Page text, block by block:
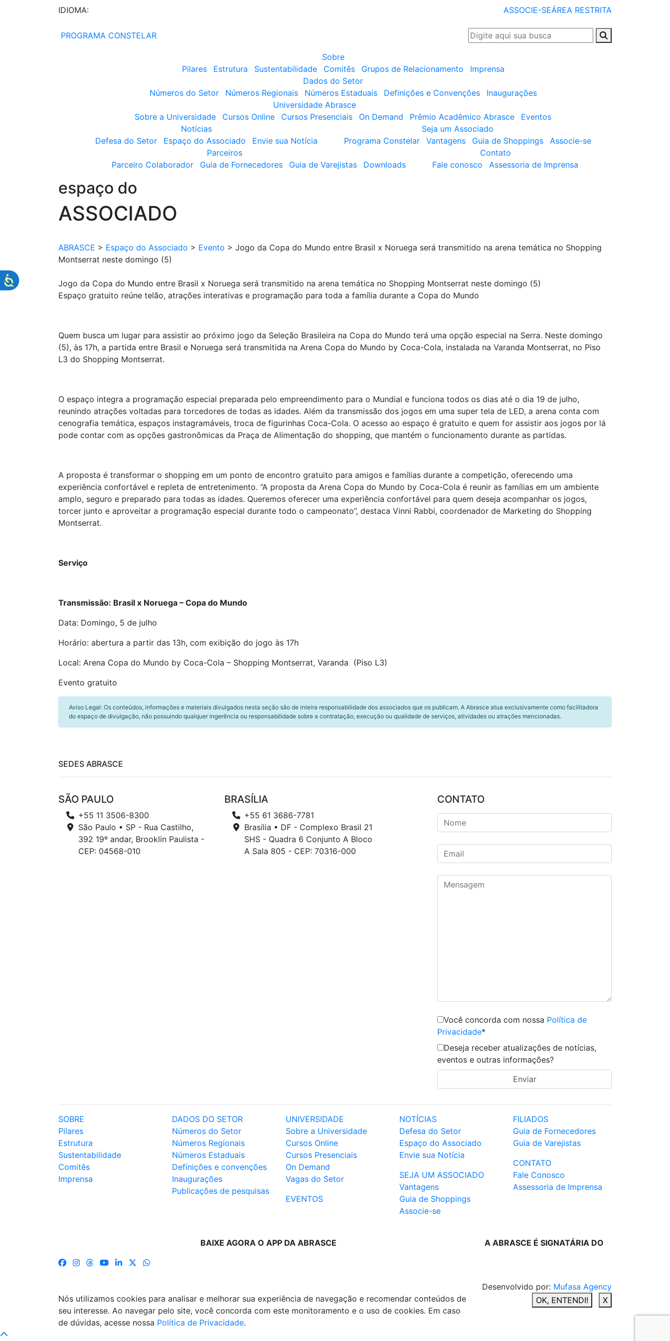
IDIOMA: ASSOCIE-SEÁREA RESTRITA
PROGRAMA CONSTELAR
Sobre
Pilares
Estrutura Sustentabilidade Comitês Grupos de Relacionamento
Imprensa
Dados do Setor
Números do Setor
Números Regionais Números Estaduais Definições e Convenções
Inaugurações
Universidade Abrasce
Sobre a Universidade
Cursos Online Cursos Presenciais On Demand Prêmio Acadêmico Abrasce
Eventos
Notícias
Defesa do Setor
Espaço do Associado Envie sua Notícia
Seja um Associado
Programa Constelar
Vantagens Guia de Shoppings
Associe-se
Parceiros
Parceiro Colaborador
Guia de Fornecedores Guia de Varejistas Downloads
Contato
Fale conosco
Assessoria de Imprensa
espaço do
ASSOCIADO
ABRASCE > Espaço do Associado > Evento > Jogo da Copa do Mundo entre Brasil x Noruega será transmitido na arena temática no Shopping
Montserrat neste domingo (5)
Jogo da Copa do Mundo entre Brasil x Noruega será transmitido na arena temática no Shopping Montserrat neste domingo (5)
Espaço gratuito reúne telão, atrações interativas e programação para toda a família durante a Copa do Mundo
Quem busca um lugar para assistir ao próximo jogo da Seleção Brasileira na Copa do Mundo terá uma opção especial na Serra. Neste domingo
(5), às 17h, a partida entre Brasil e Noruega será transmitida na Arena Copa do Mundo by Coca-Cola, instalada na Varanda Montserrat, no Piso
L3 do Shopping Montserrat.
O espaço integra a programação especial preparada pelo empreendimento para o Mundial e funciona todos os dias até o dia 19 de julho,
reunindo atrações voltadas para torcedores de todas as idades. Além da transmissão dos jogos em uma super tela de LED, a arena conta com
cenografia temática, espaços instagramáveis, troca de figurinhas Coca-Cola. O acesso ao espaço é gratuito e quem for assistir aos jogos por lá
pode contar com as opções gastronômicas da Praça de Alimentação do shopping, que mantém o funcionamento durante as partidas.
A proposta é transformar o shopping em um ponto de encontro gratuito para amigos e famílias durante a competição, oferecendo uma
experiência confortável e repleta de entretenimento. “A proposta da Arena Copa do Mundo by Coca-Cola é reunir as famílias em um ambiente
amplo, seguro e preparado para todas as idades. Queremos oferecer uma experiência confortável para quem deseja acompanhar os jogos,
torcer junto e aproveitar a programação especial durante todo o campeonato”, destaca Vinni Rabbi, coordenador de Marketing do Shopping
Montserrat.
Serviço
Transmissão: Brasil x Noruega – Copa do Mundo
Data: Domingo, 5 de julho
Horário: abertura a partir das 13h, com exibição do jogo às 17h
Local: Arena Copa do Mundo by Coca-Cola – Shopping Montserrat, Varanda (Piso L3)
Evento gratuito
Aviso Legal: Os conteúdos, informações e materiais divulgados nesta seção são de inteira responsabilidade dos associados que os publicam. A Abrasce atua exclusivamente como facilitadora
do espaço de divulgação, não possuindo qualquer ingerência ou responsabilidade sobre a contratação, execução ou qualidade de serviços, atividades ou atrações mencionadas.
SEDES ABRASCE
SÃO PAULO
+55 11 3506-8300
São Paulo • SP - Rua Castilho,
392 19º andar, Brooklin Paulista -
CEP: 04568-010
BRASÍLIA
+55 61 3686-7781
Brasília • DF - Complexo Brasil 21
SHS - Quadra 6 Conjunto A Bloco
A Sala 805 - CEP: 70316-000
CONTATO
Você concorda com nossa Política de
Privacidade*
Deseja receber atualizações de notícias,
eventos e outras informações?
SOBRE
Pilares
Estrutura
Sustentabilidade
Comitês
Imprensa
DADOS DO SETOR
Números do Setor
Números Regionais
Números Estaduais
Definições e convenções
Inaugurações
Publicações de pesquisas
UNIVERSIDADE
Sobre a Universidade
Cursos Online
Cursos Presenciais
On Demand
Vagas do Setor
EVENTOS
NOTÍCIAS
Defesa do Setor
Espaço do Associado
Envie sua Notícia
SEJA UM ASSOCIADO
Vantagens
Guia de Shoppings
Associe-se
FILIADOS
Guia de Fornecedores
Guia de Varejistas
CONTATO
Fale Conosco
Assessoria de Imprensa
BAIXE AGORA O APP DA ABRASCE A ABRASCE É SIGNATÁRIA DO
Desenvolvido por: Mufasa Agency
Nós utilizamos cookies para analisar e melhorar sua experiência de navegação e recomendar conteúdos de
seu interesse. Ao navegar pelo site, você concorda com este monitoramento e o uso de cookies. Em caso
de dúvidas, acesse nossa Política de Privacidade.
OK, ENTENDI! X